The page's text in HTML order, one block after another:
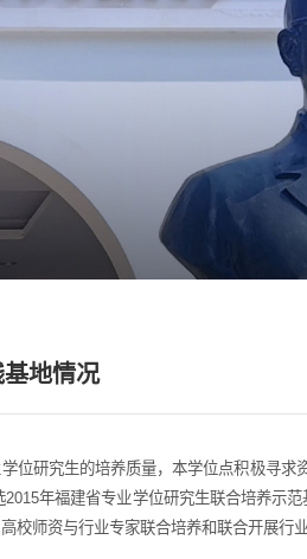
地情况
位研究生的培养质量，本学位点积极寻
2015年福建省专业学位研究生联合培养示
校师资与行业专家联合培养和联合开展行业